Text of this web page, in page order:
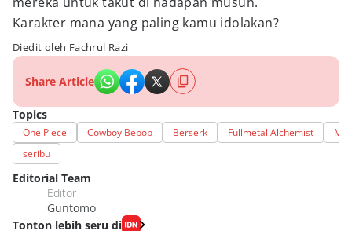
Karakter mana yang paling kamu idolakan?
Diedit oleh Fachrul Razi
Share Article
Topics
One Piece Cowboy Bebop Berserk Fullmetal Alchemist
seribu
Editorial Team
Editor
Guntomo
Tonton lebih seru di